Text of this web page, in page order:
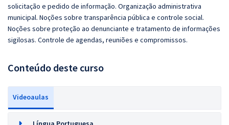
solicitação e pedido de informação. Organização administrativa
municipal. Noções sobre transparência pública e controle social.
Noções sobre proteção ao denunciante e tratamento de informações
sigilosas. Controle de agendas, reuniões e compromissos.
Conteúdo deste curso
Videoaulas